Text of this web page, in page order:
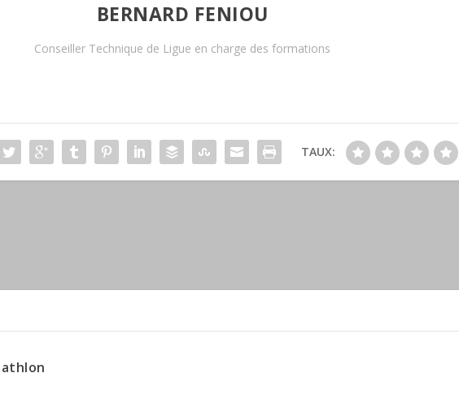
BERNARD FENIOU
Conseiller Technique de Ligue en charge des formations
TAUX: